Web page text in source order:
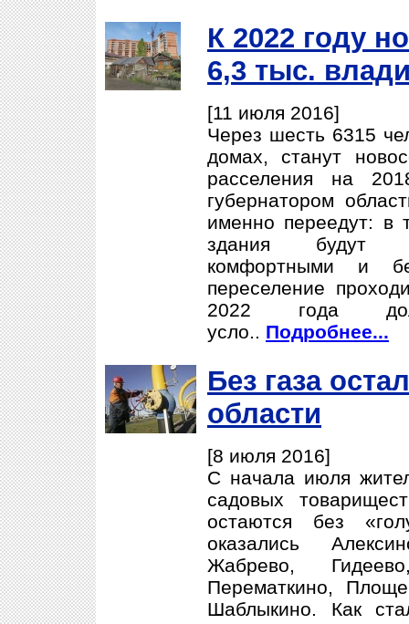
К 2022 году
6,3 тыс.
[11 июля 2016]
Через шесть 6315
домах, станут
расселения на
губернатором
именно переедут: в
здания будут
комфортными и
переселение
2022 года
усло.. Подробнее...
Без газа
области
[8 июля 2016]
С начала июля
садовых
остаются без
оказались
Жабрево,
Перематкино,
Шаблыкино. Как